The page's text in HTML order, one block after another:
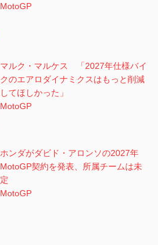
MotoGP
マルク・マルケス 「2027年仕様バイ
クのエアロダイナミクスはもっと削減
してほしかった」
MotoGP
ホンダがダビド・アロンソの2027年
MotoGP契約を発表、所属チームは未
定
MotoGP